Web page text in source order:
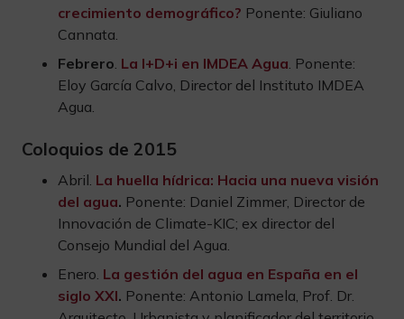
crecimiento demográfico? Ponente: Giuliano
Cannata.
Febrero. La I+D+i en IMDEA Agua. Ponente:
Eloy García Calvo, Director del Instituto IMDEA
Agua.
Coloquios de 2015
Abril. La huella hídrica: Hacia una nueva visión
del agua. Ponente: Daniel Zimmer, Director de
Innovación de Climate-KIC; ex director del
Consejo Mundial del Agua.
Enero. La gestión del agua en España en el
siglo XXI. Ponente: Antonio Lamela, Prof. Dr.